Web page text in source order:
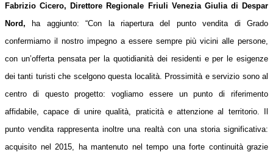
Fabrizio Cicero, Direttore Regionale Friuli Venezia Giulia di Despar
Nord,ha aggiunto: “Con la riapertura del punto vendita di Grado
confermiamo il nostro impegno a essere sempre più vicini alle persone,
con un’offerta pensata per la quotidianità dei residenti e per le esigenze
dei tanti turisti che scelgono questa località. Prossimità e servizio sono al
centro di questo progetto: vogliamo essere un punto di riferimento
affidabile, capace di unire qualità, praticità e attenzione al territorio. Il
punto vendita rappresenta inoltre una realtà con una storia significativa:
acquisito nel 2015, ha mantenuto nel tempo una forte continuità grazie